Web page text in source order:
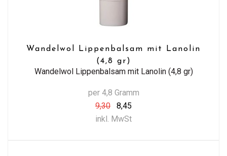
Wandelwol Lippenbalsam mit Lanolin
(4,8 gr)
Wandelwol Lippenbalsam mit Lanolin (4,8 gr)
per 4,8 Gramm
9,30
8,45
inkl. MwSt